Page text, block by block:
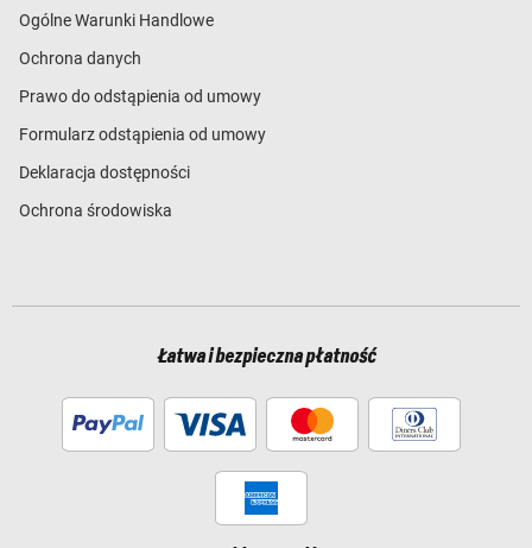
Ogólne Warunki Handlowe
Ochrona danych
Prawo do odstąpienia od umowy
Formularz odstąpienia od umowy
Deklaracja dostępności
Ochrona środowiska
Łatwa i bezpieczna płatność